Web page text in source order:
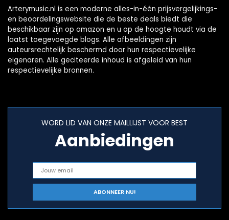
Arterymusic.nl is een moderne alles-in-één prijsvergelijkings-
en beoordelingswebsite die de beste deals biedt die
beschikbaar zijn op amazon en u op de hoogte houdt via de
laatst toegevoegde blogs. Alle afbeeldingen zijn
auteursrechtelijk beschermd door hun respectievelijke
eigenaren. Alle geciteerde inhoud is afgeleid van hun
respectievelijke bronnen.
WORD LID VAN ONZE MAILLIJST VOOR BEST
Aanbiedingen